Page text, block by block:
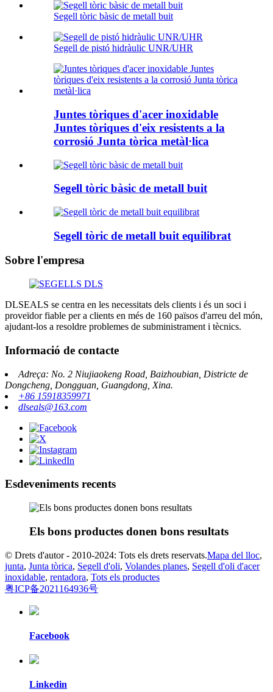
Segell tòric bàsic de metall buit
Segell de pistó hidràulic UNR/UHR
Juntes tòriques d'acer inoxidable
Juntes tòriques d'eix resistents a la
corrosió Junta tòrica metàl·lica
Segell tòric bàsic de metall buit
Segell tòric de metall buit equilibrat
Sobre l'empresa
DLSEALS se centra en les necessitats dels clients i és un soci i
proveïdor fiable per a clients en més de 160 països d'arreu del món,
ajudant-los a resoldre problemes de subministrament i tècnics.
Informació de contacte
Adreça: No. 2 Niujiaokeng Road, Baizhoubian, Districte de
Dongcheng, Dongguan, Guangdong, Xina.
+86 15918359971
dlseals@163.com
Esdeveniments recents
Els bons productes donen bons resultats
© Drets d'autor - 2010-2024: Tots els drets reservats.Mapa del lloc,
junta, Junta tòrica, Segell d'oli, Volandes planes, Segell d'oli d'acer
inoxidable, rentadora, Tots els productes
粤ICP备2021164936号
Facebook
Linkedin